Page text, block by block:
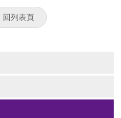
回列表頁